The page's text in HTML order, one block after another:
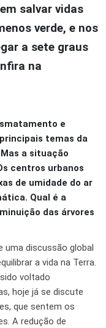
salvar vidas
verde, e nos
a sete graus
na
e
temas da
a situação
centros urbanos
de umidade do ar
Qual é a
das árvores
uma discussão global
a vida na Terra.
voltado
hoje já se discute
que sentem os
A redução de